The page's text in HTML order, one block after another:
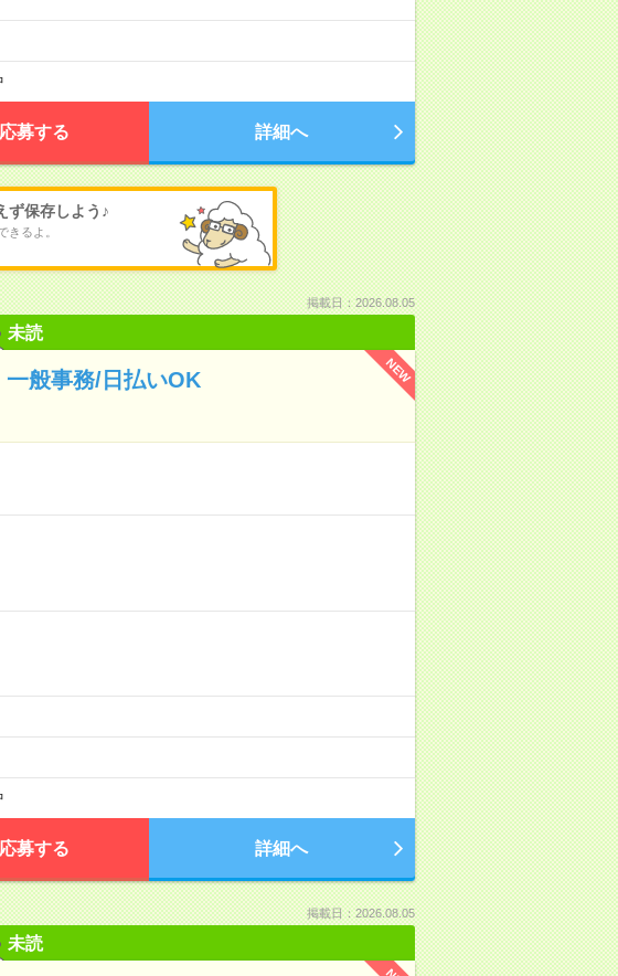
応募する 詳細へ
ず保存しよう♪
きるよ。
掲載日：2026.08.05
未読
NEW
一般事務/日払いOK
応募する 詳細へ
掲載日：2026.08.05
未読